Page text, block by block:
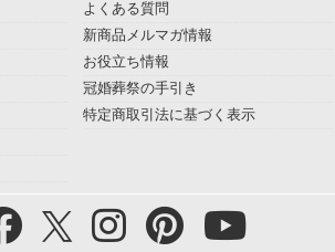
よくある質問
新商品メルマガ情報
お役立ち情報
冠婚葬祭の手引き
特定商取引法に基づく表示